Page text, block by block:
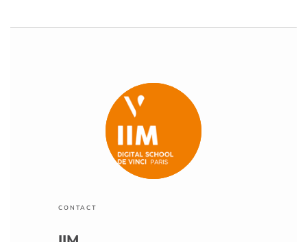
la
CONTACT